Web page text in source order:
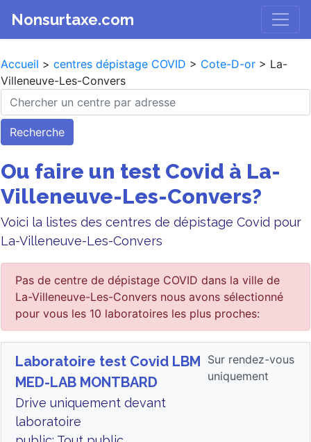
Nonsurtaxe.com
Accueil > centres dépistage COVID > Cote-D-or > La-
Villeneuve-Les-Convers
Recherche
Ou faire un test Covid à La-
Villeneuve-Les-Convers?
Voici la listes des centres de dépistage Covid pour
La-Villeneuve-Les-Convers
Pas de centre de dépistage COVID dans la ville de
La-Villeneuve-Les-Convers nous avons sélectionné
pour vous les 10 laboratoires les plus proches:
Laboratoire test Covid LBM
MED-LAB MONTBARD
Drive uniquement devant
laboratoire
Sur rendez-vous
uniquement